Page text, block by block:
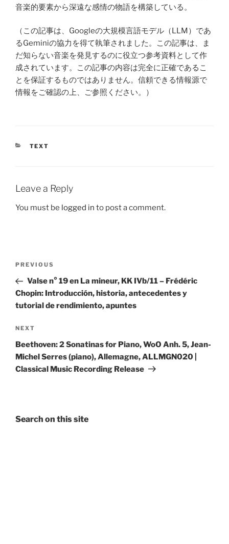
音楽的要素から深遠な感情の物語を構築している。
（この記事は、Googleの大規模言語モデル（LLM）であ
るGeminiの協力を得て執筆されました。この記事は、ま
だ知らない音楽を発見するのに役立つ参考資料として作
成されています。この記事の内容は完全に正確であるこ
とを保証するものではありません。信頼できる情報源で
情報をご確認の上、ご参照ください。）
CATEGORIES
TEXT
Leave a Reply
You must be logged in to post a comment.
Previous
Post
PREVIOUS
Valse n° 19 en La mineur, KK IVb/11 – Frédéric
Chopin: Introducción, historia, antecedentes y
tutorial de rendimiento, apuntes
Next
Post
NEXT
Beethoven: 2 Sonatinas for Piano, WoO Anh. 5, Jean-
Michel Serres (piano), Allemagne, ALLMGN020 |
Classical Music Recording Release
Search on this site